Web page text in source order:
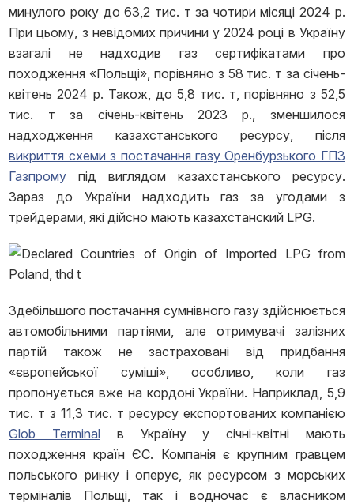
минулого року до 63,2 тис. т за чотири місяці 2024 р.
При цьому, з невідомих причини у 2024 році в Україну
взагалі не надходив газ сертифікатами про
походження «Польщі», порівняно з 58 тис. т за січень-
квітень 2024 р. Також, до 5,8 тис. т, порівняно з 52,5
тис. т за січень-квітень 2023 р., зменшилося
надходження казахстанського ресурсу, після
викриття схеми з постачання газу Оренбурзького ГПЗ
Газпрому під виглядом казахстанського ресурсу.
Зараз до України надходить газ за угодами з
трейдерами, які дійсно мають казахстанский LPG.
Здебільшого постачання сумнівного газу здійснюється
автомобільними партіями, але отримувачі залізних
партій також не застраховані від придбання
«європейської суміші», особливо, коли газ
пропонується вже на кордоні України. Наприклад, 5,9
тис. т з 11,3 тис. т ресурсу експортованих компанією
Glob Terminalв Україну у січні-квітні мають
походження країн ЄС. Компанія є крупним гравцем
польського ринку і оперує, як ресурсом з морських
терміналів Польщі, так і водночас є власником